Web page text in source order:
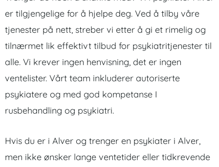
er tilgjengelige for å hjelpe deg. Ved å tilby våre
tjenester på nett, streber vi etter å gi et rimelig og
tilnærmet lik effektivt tilbud for psykiatritjenester til
alle. Vi krever ingen henvisning, det er ingen
ventelister. Vårt team inkluderer autoriserte
psykiatere og med god kompetanse I
rusbehandling og psykiatri.
Hvis du er i Alver og trenger en psykiater i Alver,
men ikke ønsker lange ventetider eller tidkrevende